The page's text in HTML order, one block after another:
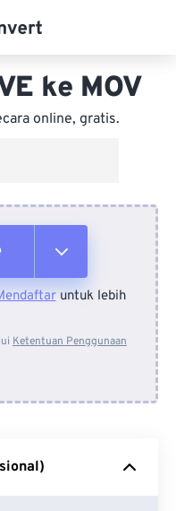
ke MOV
online, gratis.
untuk lebih
Ketentuan Penggunaan